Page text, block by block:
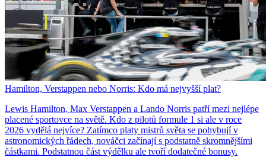
Hamilton, Verstappen nebo Norris: Kdo má nejvyšší plat?
Lewis Hamilton, Max Verstappen a Lando Norris patří mezi nejlépe
placené sportovce na světě. Kdo z pilotů formule 1 si ale v roce
2026 vydělá nejvíce? Zatímco platy mistrů světa se pohybují v
astronomických řádech, nováčci začínají s podstatně skromnějšími
částkami. Podstatnou část výdělku ale tvoří dodatečné bonusy.